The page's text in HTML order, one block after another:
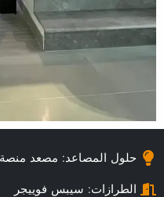
حلول المصاعد: مصعد منصة
الطرازات: سيبس فوييجر